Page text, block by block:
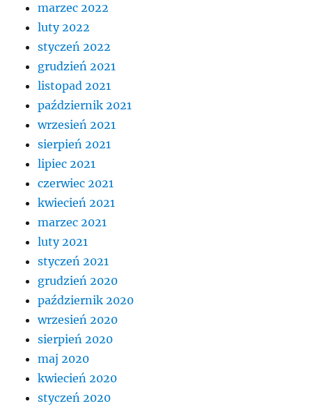
marzec 2022
luty 2022
styczeń 2022
grudzień 2021
listopad 2021
październik 2021
wrzesień 2021
sierpień 2021
lipiec 2021
czerwiec 2021
kwiecień 2021
marzec 2021
luty 2021
styczeń 2021
grudzień 2020
październik 2020
wrzesień 2020
sierpień 2020
maj 2020
kwiecień 2020
styczeń 2020